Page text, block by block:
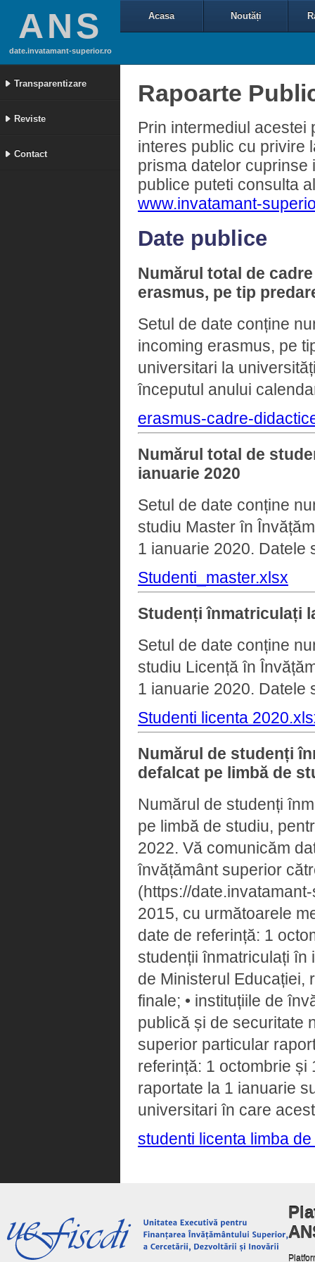
ANS
date.invatamant-superior.ro
Transparentizare
Reviste
Contact
Acasa Noutăți
Rapoarte
Prin intermediul
interes public cu privire
prisma datelor cuprinse
publice puteti consulta
www.invatamant-
Date publice
Numărul total de
erasmus, pe tip
Setul de date conține
incoming erasmus, pe
universitari la
începutul anului
erasmus-cadre-
Numărul total de
ianuarie 2020
Setul de date conține
studiu Master în
1 ianuarie 2020. Datele
Studenti_master.xlsx
Studenți înmatriculați
Setul de date conține
studiu Licență în
1 ianuarie 2020. Datele
Studenti licenta
Numărul de studenți
defalcat pe limbă de
Numărul de studenți
pe limbă de studiu,
2022. Vă comunicăm
învățământ superior
(https://
2015, cu următoarele
date de referință: 1
studenții înmatriculați în
de Ministerul Educației,
finale; • instituțiile de
publică și de securitate
superior particular
referință: 1 octombrie
raportate la 1 ianuarie
universitari în care
studenti licenta limba